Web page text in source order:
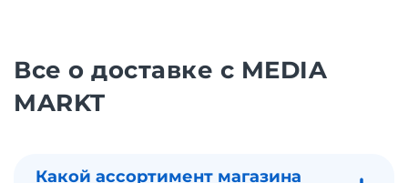
Все о доставке с MEDIA
MARKT
Какой ассортимент магазина